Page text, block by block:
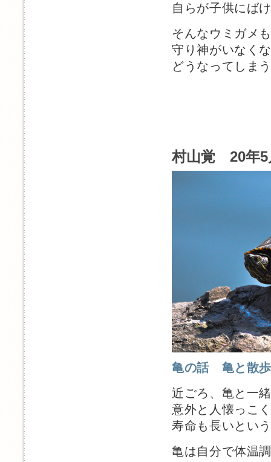
自らが子供にば
そんなウミガメ
守り神がいなく
どうなってしま
村山覚 20年5
亀の話 亀と散
近ごろ、亀と一
意外と人懐っこ
寿命も長いとい
亀は自分で体温